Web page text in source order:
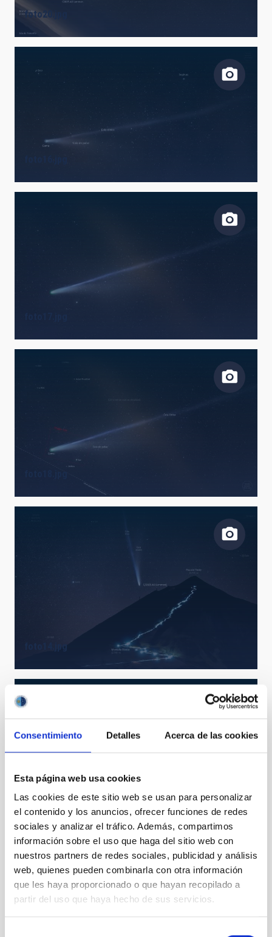
Consentimiento Detalles Acerca de las cookies
Esta página web usa cookies
Las cookies de este sitio web se usan para personalizar
el contenido y los anuncios, ofrecer funciones de redes
sociales y analizar el tráfico. Además, compartimos
información sobre el uso que haga del sitio web con
nuestros partners de redes sociales, publicidad y análisis
web, quienes pueden combinarla con otra información
que les haya proporcionado o que hayan recopilado a
partir del uso que haya hecho de sus servicios.
foto20.jpg
foto15.jpg